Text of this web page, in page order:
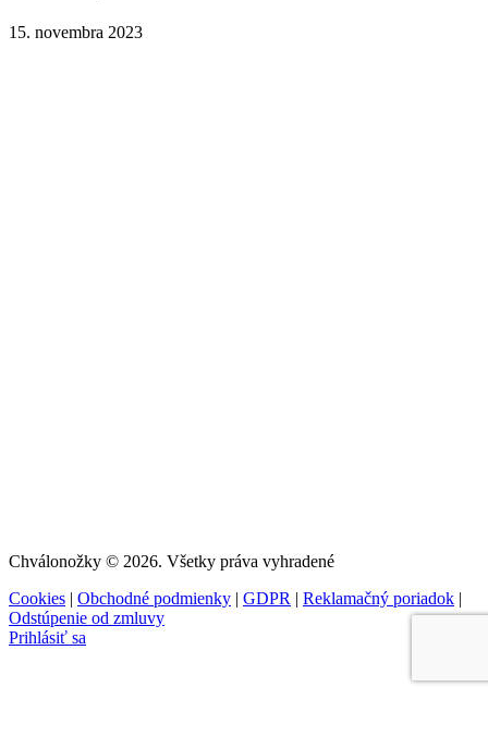
15. novembra 2023
Chválonožky © 2026. Všetky práva vyhradené
Cookies | Obchodné podmienky | GDPR | Reklamačný poriadok |
Odstúpenie od zmluvy
Prihlásiť sa